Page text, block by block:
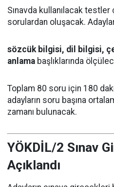
Sınavda kullanılacak
sorulardan oluşacak.
sözcük bilgisi, dil bilgisi,
anlama başlıklarında
Toplam 80 soru için 180
adayların soru başına
zamanı bulunacak.
YÖKDİL/2 Sınav
Açıklandı